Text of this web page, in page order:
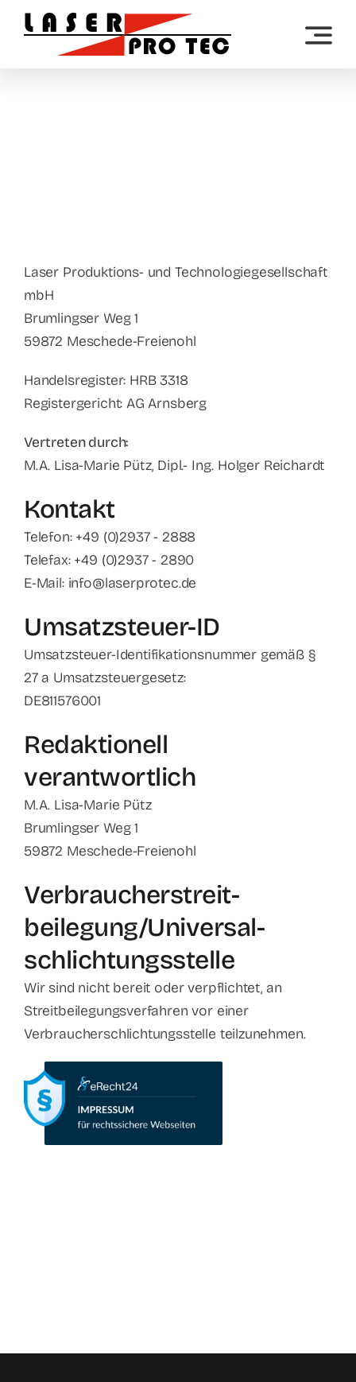
Zum
Inhalt
Laser Produktions- und Technologiegesellschaft
mbH
Brumlingser Weg 1
59872 Meschede-Freienohl
Handelsregister: HRB 3318
Registergericht: AG Arnsberg
Vertreten durch:
M.A. Lisa-Marie Pütz, Dipl.- Ing. Holger Reichardt
Kontakt
Telefon: +49 (0)2937 - 2888
Telefax: +49 (0)2937 - 2890
E-Mail: info@laserprotec.de
Umsatzsteuer-ID
Umsatzsteuer-Identifikationsnummer gemäß §
27 a Umsatzsteuergesetz:
DE811576001
Redaktionell
verantwortlich
M.A. Lisa-Marie Pütz
Brumlingser Weg 1
59872 Meschede-Freienohl
Verbraucher­streit­
beilegung/Universal­
schlichtungs­stelle
Wir sind nicht bereit oder verpflichtet, an
Streitbeilegungsverfahren vor einer
Verbraucherschlichtungsstelle teilzunehmen.